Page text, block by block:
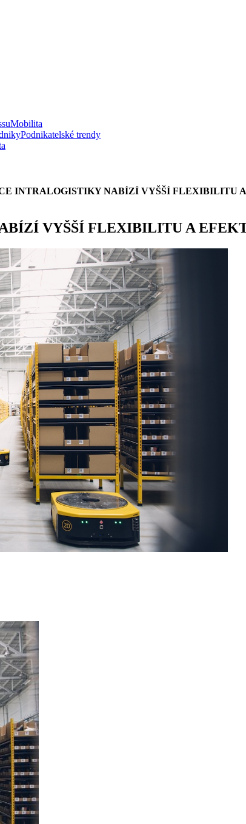
Mobilita
Podnikatelské trendy
INTRALOGISTIKY NABÍZÍ VYŠŠÍ FLEXIBILITU
VYŠŠÍ FLEXIBILITU A